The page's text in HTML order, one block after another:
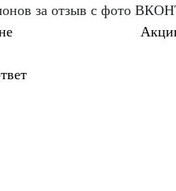
за отзыв с фото